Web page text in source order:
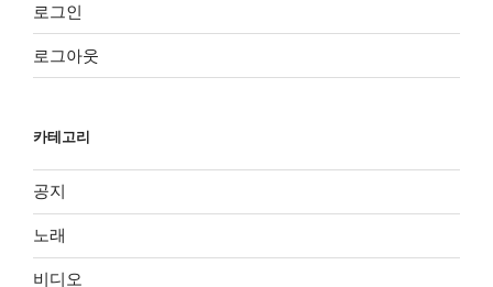
로그인
로그아웃
카테고리
공지
노래
비디오